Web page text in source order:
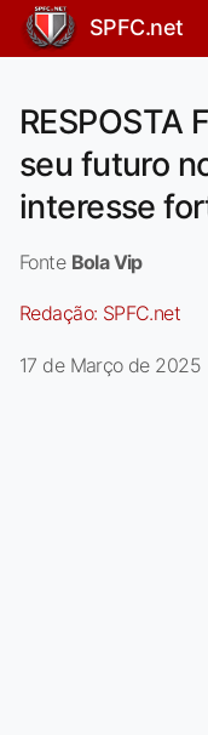
SPFC.net
RESPOSTA
seu futuro
interesse
Fonte Bola Vip
Redação: SPFC.net
17 de Março de 2025